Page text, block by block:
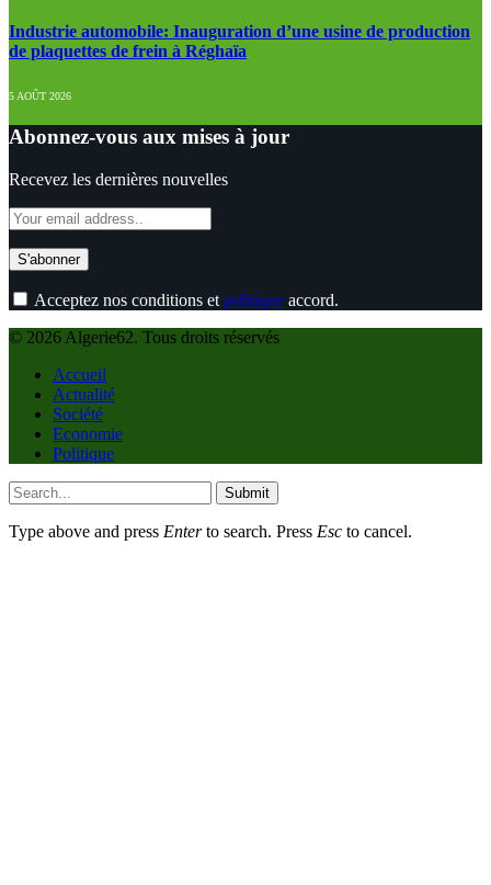
Industrie automobile: Inauguration d’une usine de production
de plaquettes de frein à Réghaïa
5 AOÛT 2026
Abonnez-vous aux mises à jour
Recevez les dernières nouvelles
Acceptez nos conditions et politique accord.
© 2026 Algerie62. Tous droits réservés
Accueil
Actualité
Société
Economie
Politique
Submit
Type above and press Enterto search. Press Esc to cancel.